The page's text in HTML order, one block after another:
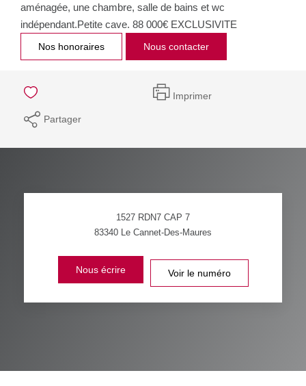
aménagée, une chambre, salle de bains et wc
indépendant.Petite cave. 88 000€ EXCLUSIVITE
Nos honoraires Nous contacter
Imprimer
Partager
1527 RDN7 CAP 7
83340 Le Cannet-Des-Maures
Nous écrire Voir le numéro